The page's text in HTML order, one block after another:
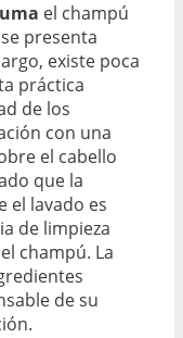
el champú
presenta
existe poca
práctica
de los
con una
el cabello
que la
el lavado es
de limpieza
champú. La
de su